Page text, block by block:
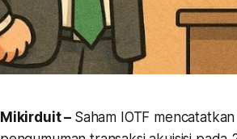
Mikirduit – Saham IOTF